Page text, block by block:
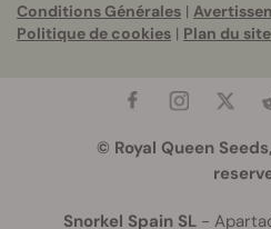
Conditions Générales |
Politique de cookies | Plan du site
© Royal Queen
Snorkel Spain SL-